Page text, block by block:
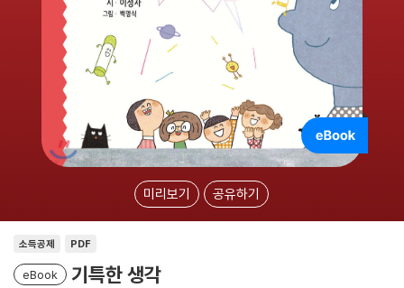
미리보기 공유하기
소득공제 PDF
eBook 기특한 생각